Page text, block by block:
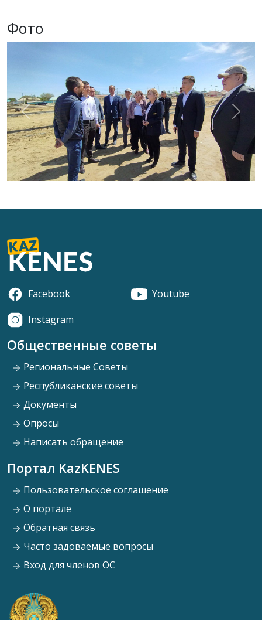
Фото
Previous Next
Facebook
Youtube
Instagram
Общественные советы
Региональные Советы
Республиканские советы
Документы
Опросы
Написать обращение
Портал KazKENES
Пользовательское соглашение
О портале
Обратная связь
Часто задоваемые вопросы
Вход для членов ОС